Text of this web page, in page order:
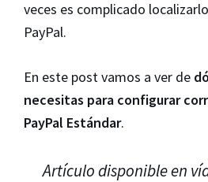
veces es complicado
PayPal.
En este post vamos a ver de
necesitas para configurar
PayPal Estándar.
Artículo disponible en